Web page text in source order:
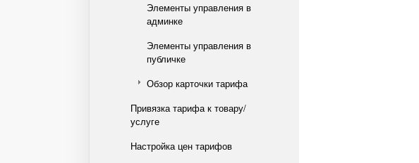
Элементы управления в
админке
Элементы управления в
публичке
Обзор карточки тарифа
Привязка тарифа к товару/
услуге
Настройка цен тарифов